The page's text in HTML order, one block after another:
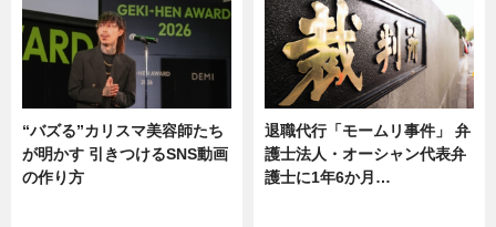
“バズる”カリスマ美容師たち
が明かす 引きつけるSNS動画
の作り方
退職代行「モームリ事件」 弁
護士法人・オーシャン代表弁
護士に1年6か月…